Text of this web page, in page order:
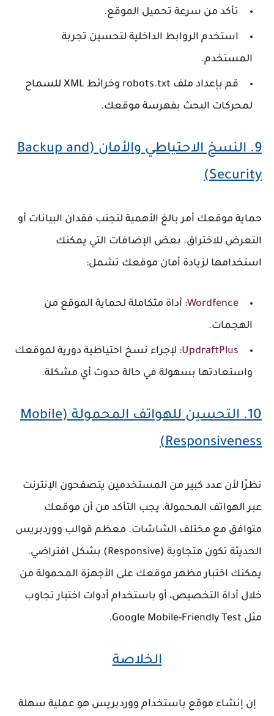
تأكد من سرعة تحميل الموقع.
استخدم الروابط الداخلية لتحسين تجربة
المستخدم.
قم بإعداد ملف robots.txt وخرائط XML للسماح
لمحركات البحث بفهرسة موقعك.
9.
النسخ الاحتياطي والأمان (Backup and
Security)
حماية موقعك أمر بالغ الأهمية لتجنب فقدان البيانات أو
التعرض للاختراق. بعض الإضافات التي يمكنك
استخدامها لزيادة أمان موقعك تشمل:
Wordfence: أداة متكاملة لحماية الموقع من
الهجمات.
UpdraftPlus: لإجراء نسخ احتياطية دورية لموقعك
واستعادتها بسهولة في حالة حدوث أي مشكلة.
10.
التحسين للهواتف المحمولة (Mobile
Responsiveness)
نظرًا لأن عدد كبير من المستخدمين يتصفحون الإنترنت
عبر الهواتف المحمولة، يجب التأكد من أن موقعك
متوافق مع مختلف الشاشات. معظم قوالب ووردبريس
الحديثة تكون متجاوبة (Responsive)
بشكل افتراضي.
يمكنك اختبار مظهر موقعك على الأجهزة المحمولة من
خلال أداة التخصيص، أو باستخدام أدوات اختبار تجاوب
مثل Google Mobile-Friendly Test
.
الخلاصة
إن إنشاء موقع باستخدام ووردبريس هو عملية سهلة